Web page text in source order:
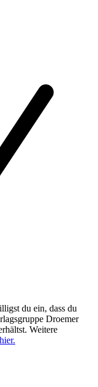
du ein, dass du
Droemer
Weitere
hier.